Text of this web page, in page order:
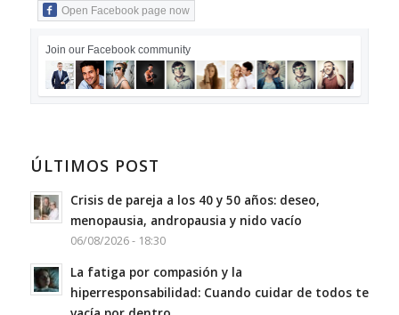
Open Facebook page now
Join our Facebook community
ÚLTIMOS POST
Crisis de pareja a los 40 y 50 años: deseo,
menopausia, andropausia y nido vacío
06/08/2026 - 18:30
La fatiga por compasión y la
hiperresponsabilidad: Cuando cuidar de todos te